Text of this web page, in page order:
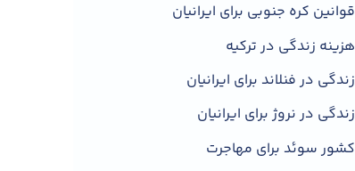
قوانین کره جنوبی برای ایرانیان
هزینه زندگی در ترکیه
زندگی در فنلاند برای ایرانیان
زندگی در نروژ برای ایرانیان
کشور سوئد برای مهاجرت